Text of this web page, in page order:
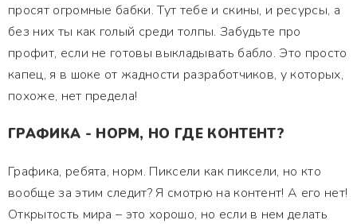
просят огромные бабки. Тут тебе и скины, и ресурсы, а
без них ты как голый среди толпы. Забудьте про
профит, если не готовы выкладывать бабло. Это просто
капец, я в шоке от жадности разработчиков, у которых,
похоже, нет предела!
ГРАФИКА - НОРМ, НО ГДЕ КОНТЕНТ?
Графика, ребята, норм. Пиксели как пиксели, но кто
вообще за этим следит? Я смотрю на контент! А его нет!
Открытость мира – это хорошо, но если в нем делать